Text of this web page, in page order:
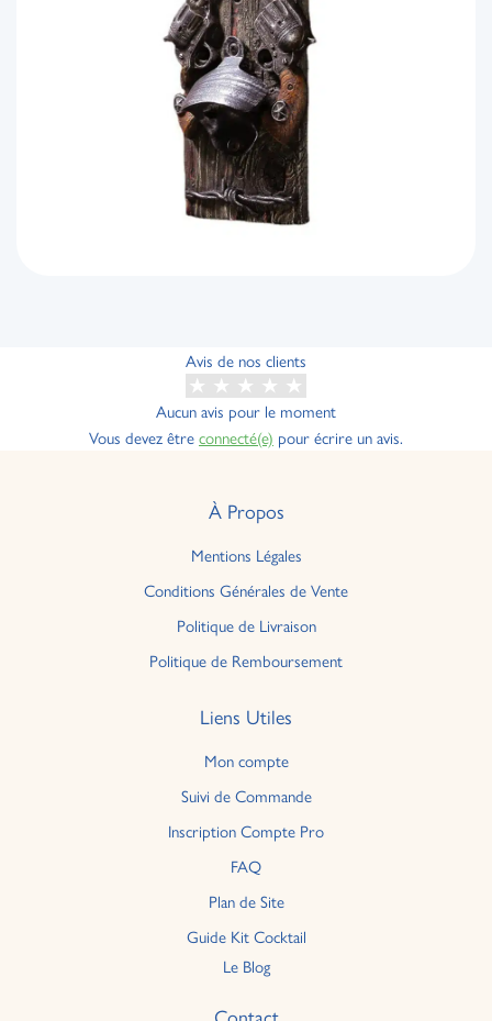
Avis de nos clients
Aucun avis pour le moment
Vous devez êtreconnecté(e) pour écrire un avis.
À Propos
Mentions Légales
Conditions Générales de Vente
Politique de Livraison
Politique de Remboursement
Liens Utiles
Mon compte
Suivi de Commande
Inscription Compte Pro
FAQ
Plan de Site
Guide Kit Cocktail
Le Blog